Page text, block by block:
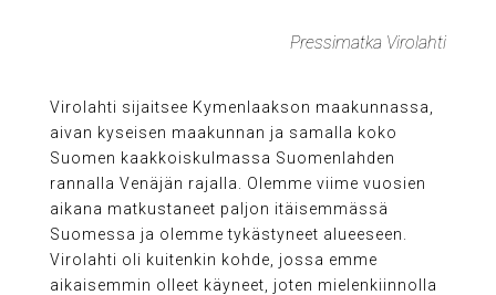
Pressimatka Virolahti
Virolahti sijaitsee Kymenlaakson maakunnassa,
aivan kyseisen maakunnan ja samalla koko
Suomen kaakkoiskulmassa Suomenlahden
rannalla Venäjän rajalla. Olemme viime vuosien
aikana matkustaneet paljon itäisemmässä
Suomessa ja olemme tykästyneet alueeseen.
Virolahti oli kuitenkin kohde, jossa emme
aikaisemmin olleet käyneet, joten mielenkiinnolla